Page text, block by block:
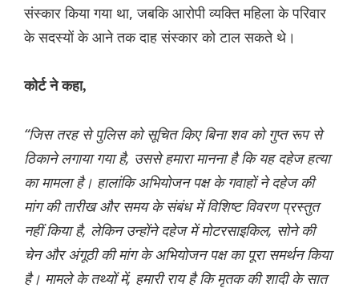
संस्कार किया गया था, जबकि आरोपी व्यक्ति महिला के परिवार
के सदस्यों के आने तक दाह संस्कार को टाल सकते थे।
कोर्ट ने कहा,
“जिस तरह से पुलिस को सूचित किए बिना शव को गुप्त रूप से
ठिकाने लगाया गया है, उससे हमारा मानना है कि यह दहेज हत्या
का मामला है। हालांकि अभियोजन पक्ष के गवाहों ने दहेज की
मांग की तारीख और समय के संबंध में विशिष्ट विवरण प्रस्तुत
नहीं किया है, लेकिन उन्होंने दहेज में मोटरसाइकिल, सोने की
चेन और अंगूठी की मांग के अभियोजन पक्ष का पूरा समर्थन किया
है। मामले के तथ्यों में, हमारी राय है कि मृतक की शादी के सात